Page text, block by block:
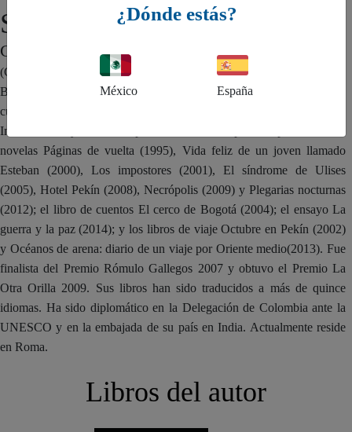
Santiago Gamboa
COLOMBIA
(Colombia, 1965.) Estudió literatura en la Universidad Javeriana de
Bogotá, filología hispánica en la Complutense de Madrid y literatura
cubana en La Soborna. Trabajó como periodista en Radio Francia
Internacional y fue corresponsal de El Tiempo. Ha publicado las
novelas Páginas de vuelta (1995), Vida feliz de un joven llamado
Esteban (2000), Los impostores (2001), El síndrome de Ulises
(2005), Hotel Pekín (2008), Necrópolis (2009) y Plegarias nocturnas
(2012); el libro de cuentos El cerco de Bogotá (2004); el ensayo La
guerra y la paz (2014); y los libros de viaje Octubre en Pekín (2002)
y Océanos de arena: diario de un viaje por Oriente medio(2013). Fue
finalista del Premio Rómulo Gallegos 2007 y obtuvo el Premio La
Otra Orilla 2009. Sus libros han sido traducidos a más de quince
idiomas. Ha sido diplomático en la Delegación de Colombia ante la
UNESCO y en la embajada de su país en India. Actualmente reside
en Roma.
Libros del autor
¿Dónde estás?
México España